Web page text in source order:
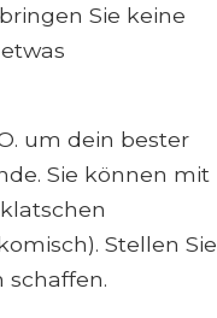
Sie keine
um dein bester
Sie können mit
Stellen Sie
schaffen.